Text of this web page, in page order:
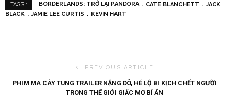
TAGS : BORDERLANDS: TRỞ LẠI PANDORA CATE BLANCHETT
JACK
BLACK
JAMIE LEE CURTIS KEVIN HART
PREVIOUS ARTICLE
PHIM MA CÂY TUNG TRAILER NẶNG ĐÔ, HÉ LỘ BI KỊCH CHẾT NGƯỜI
TRONG THẾ GIỚI GIẤC MƠ BÍ ẨN